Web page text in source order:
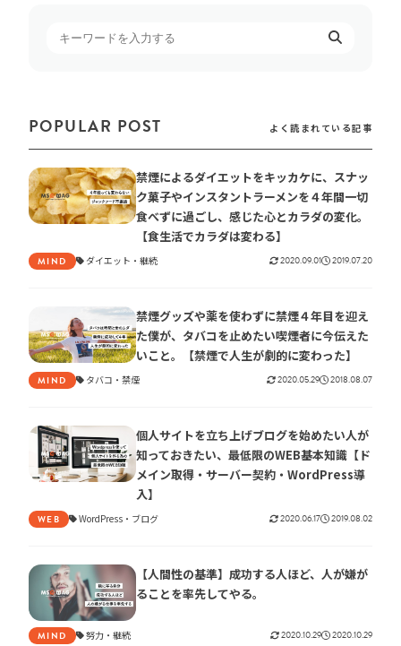
POPULAR POST よく読まれている記事
禁煙によるダイエットをキッカケに、スナッ
ク菓子やインスタントラーメンを４年間一切
食べずに過ごし、感じた心とカラダの変化。
【食生活でカラダは変わる】
MIND ダイエット 継続 2020.09.01 2019.07.20
禁煙グッズや薬を使わずに禁煙４年目を迎え
た僕が、タバコを止めたい喫煙者に今伝えた
いこと。【禁煙で人生が劇的に変わった】
MIND タバコ 禁煙 2020.05.29 2018.08.07
個人サイトを立ち上げブログを始めたい人が
知っておきたい、最低限のWEB基本知識【ド
メイン取得・サーバー契約・WordPress導
入】
WEB WordPress ブログ 2020.06.17 2019.08.02
【人間性の基準】成功する人ほど、人が嫌が
ることを率先してやる。
MIND 努力 継続 2020.10.29 2020.10.29